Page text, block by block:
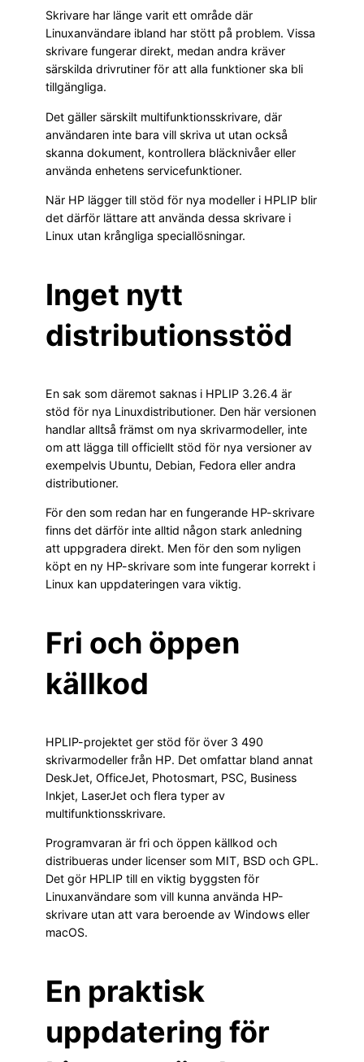
Skrivare har länge varit ett område där
Linuxanvändare ibland har stött på problem. Vissa
skrivare fungerar direkt, medan andra kräver
särskilda drivrutiner för att alla funktioner ska bli
tillgängliga.
Det gäller särskilt multifunktionsskrivare, där
användaren inte bara vill skriva ut utan också
skanna dokument, kontrollera bläcknivåer eller
använda enhetens servicefunktioner.
När HP lägger till stöd för nya modeller i HPLIP blir
det därför lättare att använda dessa skrivare i
Linux utan krångliga speciallösningar.
Inget nytt
distributionsstöd
En sak som däremot saknas i HPLIP 3.26.4 är
stöd för nya Linuxdistributioner. Den här versionen
handlar alltså främst om nya skrivarmodeller, inte
om att lägga till officiellt stöd för nya versioner av
exempelvis Ubuntu, Debian, Fedora eller andra
distributioner.
För den som redan har en fungerande HP-skrivare
finns det därför inte alltid någon stark anledning
att uppgradera direkt. Men för den som nyligen
köpt en ny HP-skrivare som inte fungerar korrekt i
Linux kan uppdateringen vara viktig.
Fri och öppen
källkod
HPLIP-projektet ger stöd för över 3 490
skrivarmodeller från HP. Det omfattar bland annat
DeskJet, OfficeJet, Photosmart, PSC, Business
Inkjet, LaserJet och flera typer av
multifunktionsskrivare.
Programvaran är fri och öppen källkod och
distribueras under licenser som MIT, BSD och GPL.
Det gör HPLIP till en viktig byggsten för
Linuxanvändare som vill kunna använda HP-
skrivare utan att vara beroende av Windows eller
macOS.
En praktisk
uppdatering för